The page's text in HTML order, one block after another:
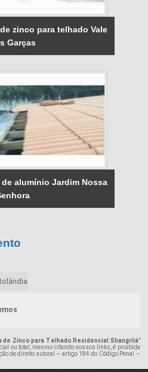
zinco para telhado Vale
Garças
alumínio Jardim Nossa
de Zinco para Telhado Residencial Shangrilá"
ou total, mesmo citando nossos links, é proibida
de direito autoral – artigo 184 do Código Penal –